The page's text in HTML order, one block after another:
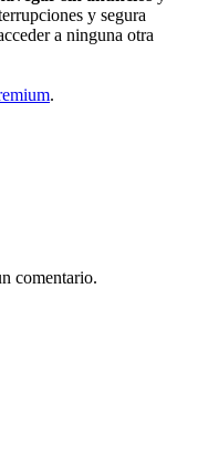
y segura
a ninguna otra
.
comentario.